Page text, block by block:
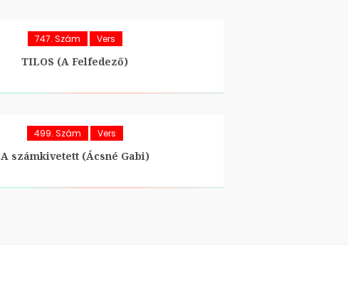
747. Szám Vers
TILOS (A Felfedező)
499. Szám Vers
A számkivetett (Ácsné Gabi)